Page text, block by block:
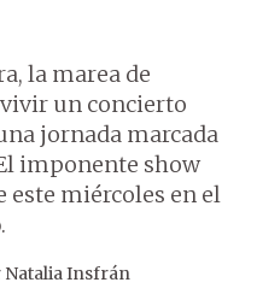
la marea de
un concierto
jornada marcada
imponente show
este miércoles en el
.
Natalia Insfrán